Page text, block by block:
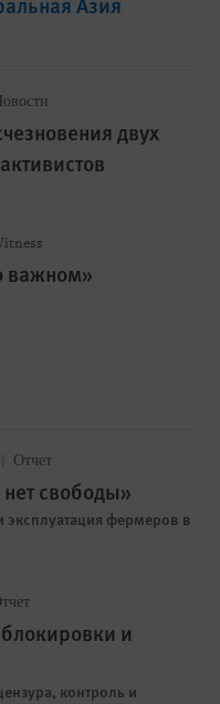
двух
важном»
Отчет
свободы»
фермеров в
и
контроль и